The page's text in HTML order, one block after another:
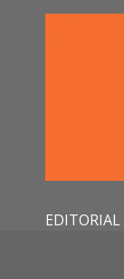
EDITORIAL